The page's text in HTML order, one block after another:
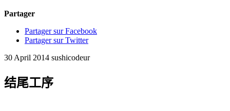
Partager
Partager sur Facebook
Partager sur Twitter
30 April 2014 sushicodeur
结尾工序